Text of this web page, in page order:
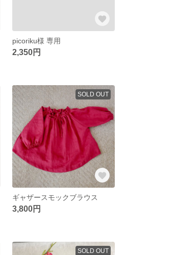
picoriku様 専用
2,350円
SOLD OUT
ギャザースモックブラウス
3,800円
SOLD OUT